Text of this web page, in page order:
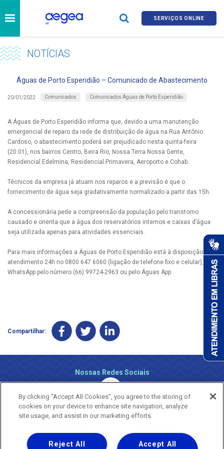
SERVIÇOS ONLINE
NOTÍCIAS
Águas de Porto Esperidião – Comunicado de Abastecimento
20/01/2022 Comunicados Comunicados Águas de Porto Esperidião
A Águas de Porto Esperidião informa que, devido a uma manutenção
emergencial de reparo da rede de distribuição de água na Rua Antônio
Cardoso, o abastecimento poderá ser prejudicado nesta quinta-feira
(20.01), nos bairros Centro, Beira Rio, Nossa Terra Nossa Gente,
Residencial Edelmina, Residencial Primavera, Aeroporto e Cohab.
Técnicos da empresa já atuam nos reparos e a previsão é que o
fornecimento de água seja gradativamente normalizado a partir das 15h.
A concessionária pede a compreensão da população pelo transtorno
causado e orienta que a água dos reservatórios internos e caixas d’água
seja utilizada apenas para atividades essenciais.
Para mais informações a Águas de Porto Esperidião está à disposição pelo
atendimento 24h no 0800 647 6060 (ligação de telefone fixo e celular), via
WhatsApp pelo número (66) 99724-2963 ou pelo Águas App.
Compartilhar:
Nossas Redes Sociais
By clicking “Accept All Cookies”, you agree to the storing of
cookies on your device to enhance site navigation, analyze
site usage, and assist in our marketing efforts.
Accept All
Reject All